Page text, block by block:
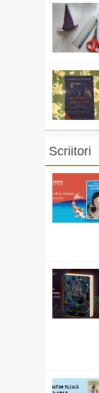
Scriitori